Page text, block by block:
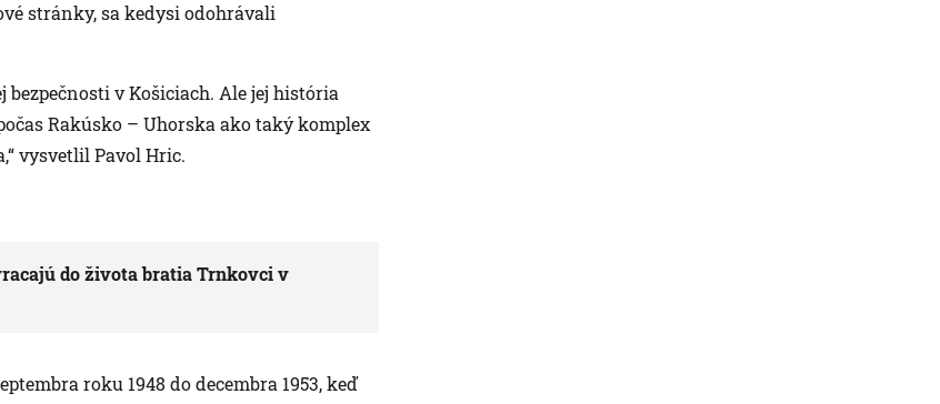
stránky, sa kedysi odohrávali
bezpečnosti v Košiciach. Ale jej história
Rakúsko – Uhorska ako taký komplex
vysvetlil Pavol Hric.
do života bratia Trnkovci v
roku 1948 do decembra 1953, keď